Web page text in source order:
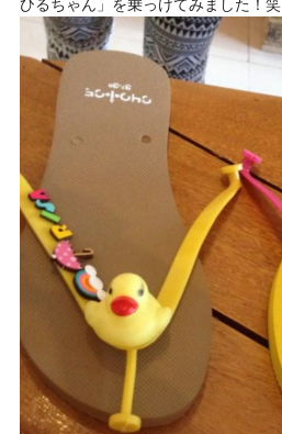
ひるちゃん」を乗っけてみました！笑